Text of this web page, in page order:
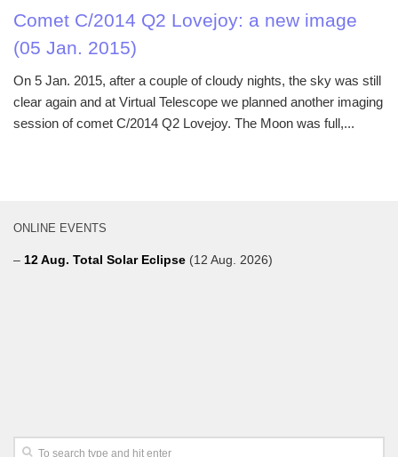
Comet C/2014 Q2 Lovejoy: a new image
(05 Jan. 2015)
On 5 Jan. 2015, after a couple of cloudy nights, the sky was still
clear again and at Virtual Telescope we planned another imaging
session of comet C/2014 Q2 Lovejoy. The Moon was full,...
ONLINE EVENTS
– 12 Aug. Total Solar Eclipse (12 Aug. 2026)